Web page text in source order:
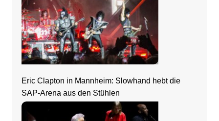
Eric Clapton in Mannheim: Slowhand hebt die
SAP-Arena aus den Stühlen